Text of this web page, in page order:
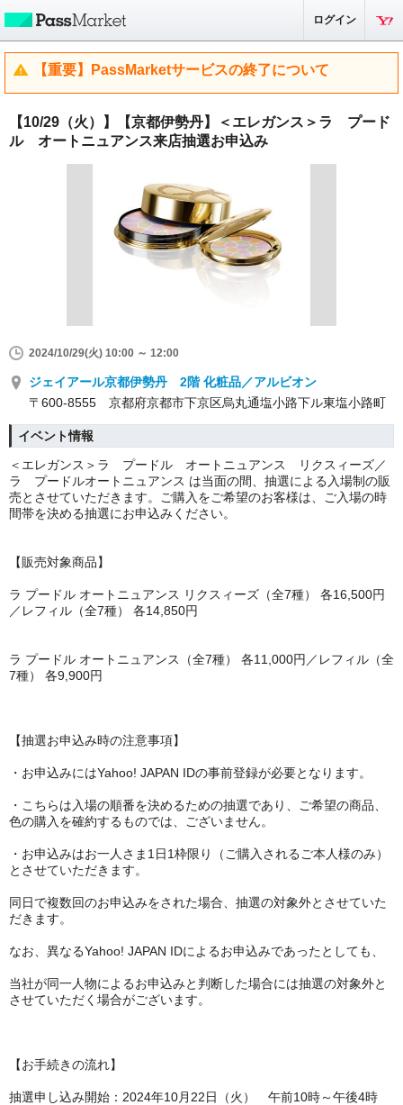
ログイン
【重要】PassMarketサービスの終了について
【10/29（火）】【京都伊勢丹】＜エレガンス＞ラ プード
ル オートニュアンス来店抽選お申込み
2024/10/29(火) 10:00 ～ 12:00
ジェイアール京都伊勢丹 2階 化粧品／アルビオン
〒600-8555 京都府京都市下京区烏丸通塩小路下ル東塩小路町
イベント情報
＜エレガンス＞ラ プードル オートニュアンス リクスィーズ／
ラ プードルオートニュアンス は当面の間、抽選による入場制の販
売とさせていただきます。ご購入をご希望のお客様は、ご入場の時
間帯を決める抽選にお申込みください。
【販売対象商品】
ラ プードル オートニュアンス リクスィーズ（全7種） 各16,500円
／レフィル（全7種） 各14,850円
ラ プードル オートニュアンス（全7種） 各11,000円／レフィル（全
7種） 各9,900円
【抽選お申込み時の注意事項】
・お申込みにはYahoo! JAPAN IDの事前登録が必要となります。
・こちらは入場の順番を決めるための抽選であり、ご希望の商品、
色の購入を確約するものでは、ございません。
・お申込みはお一人さま1日1枠限り（ご購入されるご本人様のみ）
とさせていただきます。
同日で複数回のお申込みをされた場合、抽選の対象外とさせていた
だきます。
なお、異なるYahoo! JAPAN IDによるお申込みであったとしても、
当社が同一人物によるお申込みと判断した場合には抽選の対象外と
させていただく場合がございます。
【お手続きの流れ】
抽選申し込み開始：2024年10月22日（火） 午前10時～午後4時